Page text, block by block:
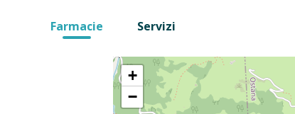
Farmacie Servizi
+
−